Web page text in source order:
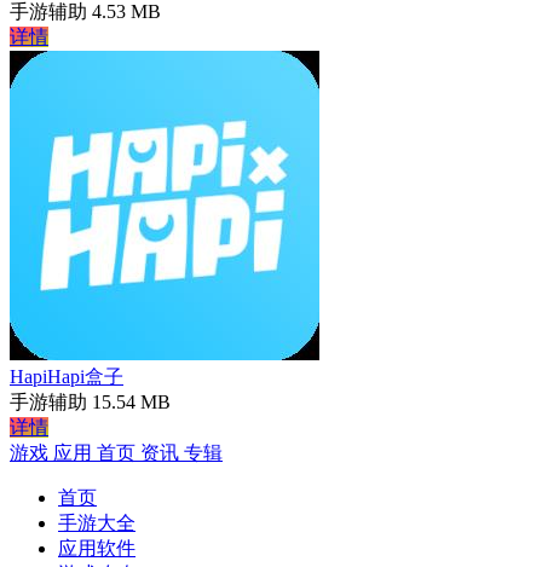
手游辅助 4.53 MB
详情
HapiHapi盒子
手游辅助 15.54 MB
详情
游戏 应用 首页 资讯 专辑
首页
手游大全
应用软件